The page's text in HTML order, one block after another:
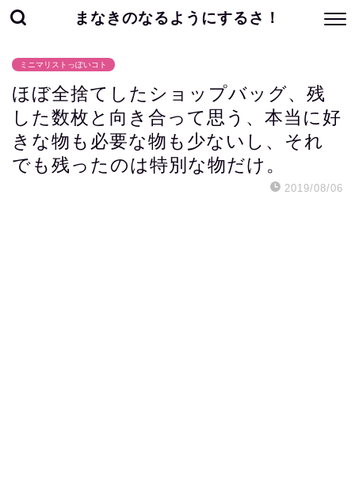
まなきのなるようにするさ！
ミニマリストっぽいコト
ほぼ全捨てしたショップバッグ、残
した数枚と向き合って思う、本当に好
きな物も必要な物も少ないし、それ
でも残ったのは特別な物だけ。
2019/08/06